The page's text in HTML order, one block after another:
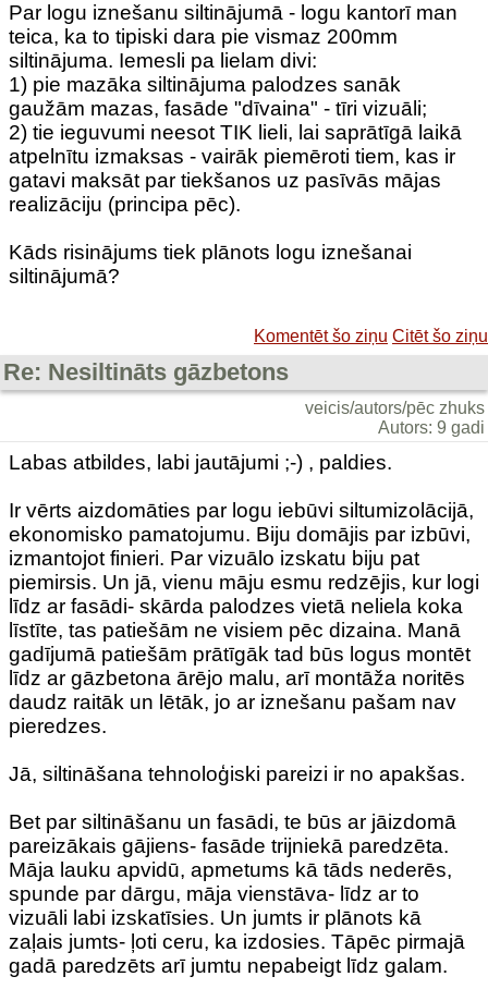
Par logu iznešanu siltinājumā - logu kantorī man
teica, ka to tipiski dara pie vismaz 200mm
siltinājuma. Iemesli pa lielam divi:
1) pie mazāka siltinājuma palodzes sanāk
gaužām mazas, fasāde "dīvaina" - tīri vizuāli;
2) tie ieguvumi neesot TIK lieli, lai saprātīgā laikā
atpelnītu izmaksas - vairāk piemēroti tiem, kas ir
gatavi maksāt par tiekšanos uz pasīvās mājas
realizāciju (principa pēc).
Kāds risinājums tiek plānots logu iznešanai
siltinājumā?
Komentēt šo ziņu Citēt šo ziņu
Re: Nesiltināts gāzbetons
veicis/autors/pēc zhuks
Autors: 9 gadi
Labas atbildes, labi jautājumi ;-) , paldies.
Ir vērts aizdomāties par logu iebūvi siltumizolācijā,
ekonomisko pamatojumu. Biju domājis par izbūvi,
izmantojot finieri. Par vizuālo izskatu biju pat
piemirsis. Un jā, vienu māju esmu redzējis, kur logi
līdz ar fasādi- skārda palodzes vietā neliela koka
līstīte, tas patiešām ne visiem pēc dizaina. Manā
gadījumā patiešām prātīgāk tad būs logus montēt
līdz ar gāzbetona ārējo malu, arī montāža noritēs
daudz raitāk un lētāk, jo ar iznešanu pašam nav
pieredzes.
Jā, siltināšana tehnoloģiski pareizi ir no apakšas.
Bet par siltināšanu un fasādi, te būs ar jāizdomā
pareizākais gājiens- fasāde trijniekā paredzēta.
Māja lauku apvidū, apmetums kā tāds nederēs,
spunde par dārgu, māja vienstāva- līdz ar to
vizuāli labi izskatīsies. Un jumts ir plānots kā
zaļais jumts- ļoti ceru, ka izdosies. Tāpēc pirmajā
gadā paredzēts arī jumtu nepabeigt līdz galam.